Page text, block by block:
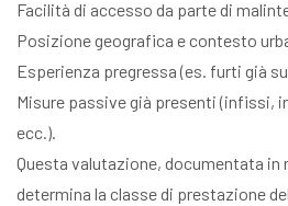
Facilità di accesso da parte di
Posizione geografica e contesto
Esperienza pregressa (es. furti già
Misure passive già presenti (infissi,
ecc.).
Questa valutazione, documentata in
determina la classe di prestazione